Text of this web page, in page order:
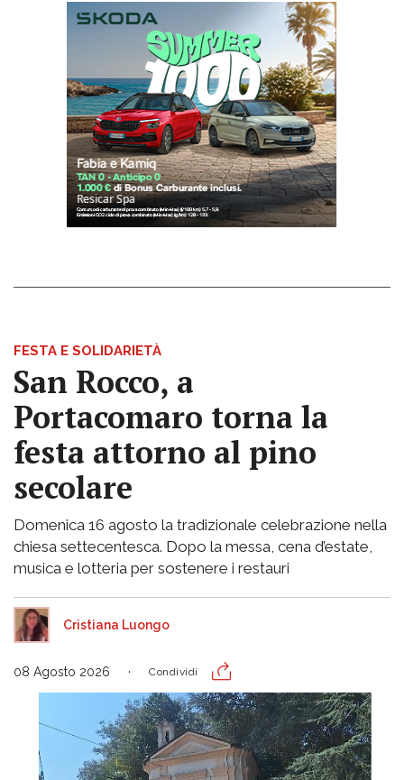
FESTA E SOLIDARIETÀ
San Rocco, a
Portacomaro torna la
festa attorno al pino
secolare
Domenica 16 agosto la tradizionale celebrazione nella
chiesa settecentesca. Dopo la messa, cena d’estate,
musica e lotteria per sostenere i restauri
Cristiana Luongo
08 Agosto 2026 Condividi